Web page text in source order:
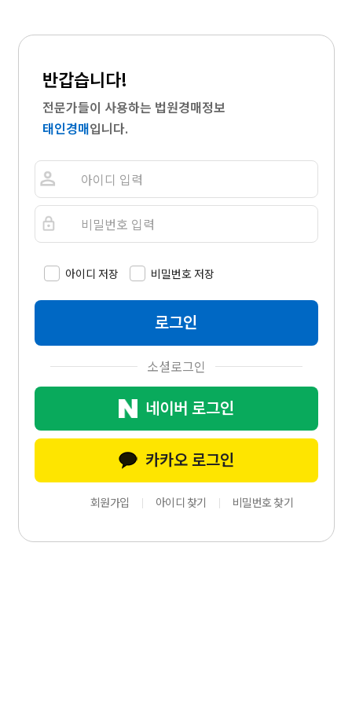
반갑습니다!
전문가들이 사용하는 법원경매정보
태인경매입니다.
아이디 저장 비밀번호 저장
로그인
소셜로그인
네이버 로그인
카카오 로그인
회원가입 아이디 찾기 비밀번호 찾기